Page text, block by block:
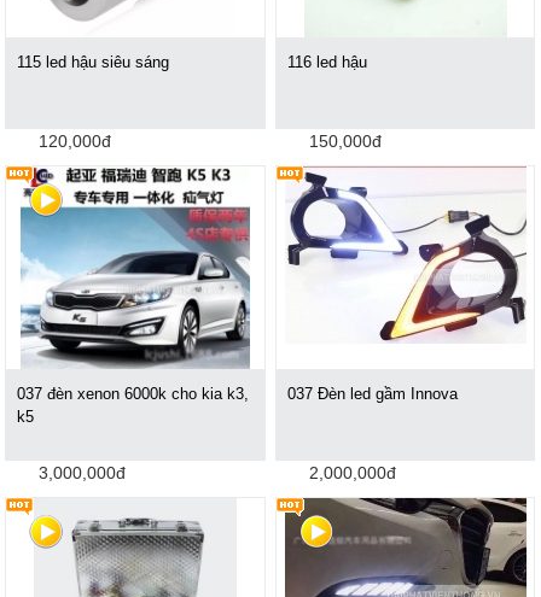
115 led hậu siêu sáng
120,000đ
116 led hậu
150,000đ
037 đèn xenon 6000k cho kia k3,
k5
3,000,000đ
037 Đèn led gầm Innova
2,000,000đ